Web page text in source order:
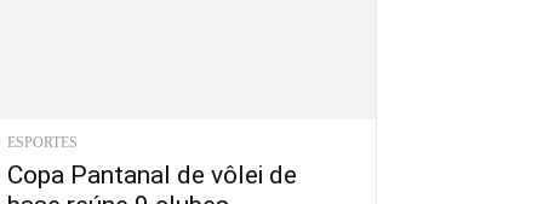
ESPORTES
Copa Pantanal de vôlei de